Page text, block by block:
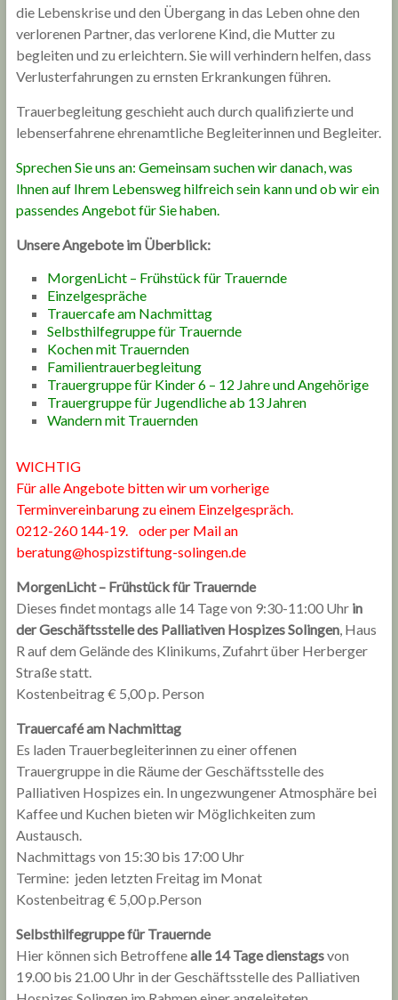
die Lebenskrise und den Übergang in das Leben ohne den
verlorenen Partner, das verlorene Kind, die Mutter zu
begleiten und zu erleichtern. Sie will verhindern helfen, dass
Verlusterfahrungen zu ernsten Erkrankungen führen.
Trauerbegleitung geschieht auch durch qualifizierte und
lebenserfahrene ehrenamtliche Begleiterinnen und Begleiter.
Sprechen Sie uns an: Gemeinsam suchen wir danach, was
Ihnen auf Ihrem Lebensweg hilfreich sein kann und ob wir ein
passendes Angebot für Sie haben.
Unsere Angebote im Überblick:
MorgenLicht – Frühstück für Trauernde
Einzelgespräche
Trauercafe am Nachmittag
Selbsthilfegruppe für Trauernde
Kochen mit Trauernden
Familientrauerbegleitung
Trauergruppe für Kinder 6 – 12 Jahre und Angehörige
Trauergruppe für Jugendliche ab 13 Jahren
Wandern mit Trauernden
WICHTIG
Für alle Angebote bitten wir um vorherige
Terminvereinbarung zu einem Einzelgespräch.
0212-260 144-19. oder per Mail an
beratung@hospizstiftung-solingen.de
MorgenLicht – Frühstück für Trauernde
Dieses findet montags alle 14 Tage von 9:30-11:00 Uhr in
der Geschäftsstelle des Palliativen Hospizes Solingen, Haus
R auf dem Gelände des Klinikums, Zufahrt über Herberger
Straße statt.
Kostenbeitrag € 5,00 p. Person
Trauercafé am Nachmittag
Es laden Trauerbegleiterinnen zu einer offenen
Trauergruppe in die Räume der Geschäftsstelle des
Palliativen Hospizes ein. In ungezwungener Atmosphäre bei
Kaffee und Kuchen bieten wir Möglichkeiten zum
Austausch.
Nachmittags von 15:30 bis 17:00 Uhr
Termine: jeden letzten Freitag im Monat
Kostenbeitrag € 5,00 p.Person
Selbsthilfegruppe für Trauernde
Hier können sich Betroffenealle 14 Tage dienstagsvon
19.00 bis 21.00 Uhr in der Geschäftsstelle des Palliativen